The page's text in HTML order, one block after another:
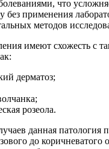
что
без применения
методов
имеют схожесть с
дерматоз;
розеола.
данная патология
до коричневатого